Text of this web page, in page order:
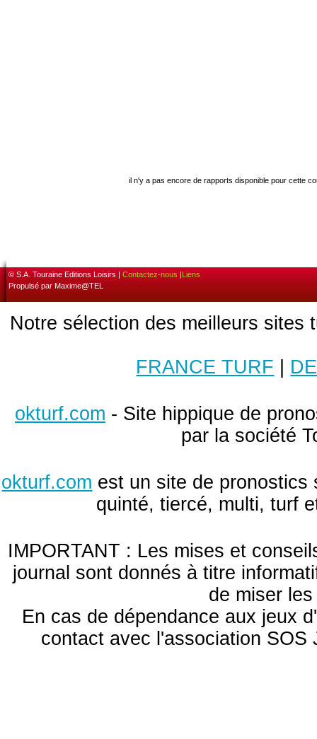
il n'y a pas encore de rapports disponible pour cette
© S.A. Touraine Editions Loisirs | Contactez-nous |Liens
Propulsé par Maxime@TEL
Notre sélection des meilleurs sites
FRANCE TURF
okturf.com - Site hippique de
par la société
okturf.com est un site de pronostics
quinté, tiercé, multi, turf
IMPORTANT : Les mises et
journal sont donnés à titre
de miser
En cas de dépendance aux jeux
contact avec l'association